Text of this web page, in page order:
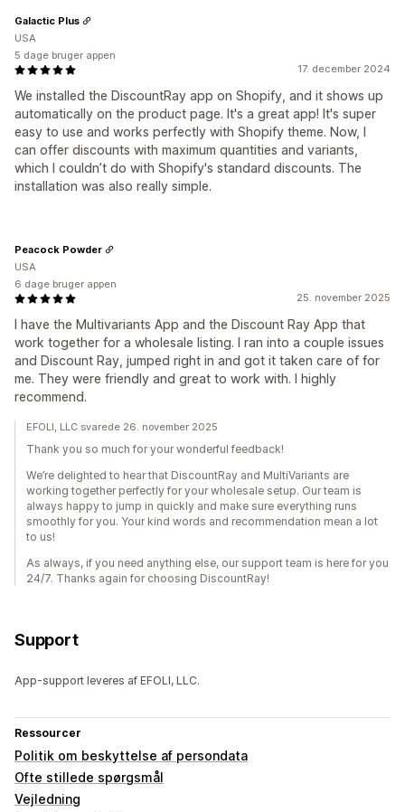
17. december 2024
We installed the DiscountRay app on Shopify, and it shows up
automatically on the product page. It's a great app! It's super
easy to use and works perfectly with Shopify theme. Now, I
can offer discounts with maximum quantities and variants,
which I couldn’t do with Shopify's standard discounts. The
installation was also really simple.
Galactic Plus
USA
5 dage bruger appen
25. november 2025
I have the Multivariants App and the Discount Ray App that
work together for a wholesale listing. I ran into a couple issues
and Discount Ray, jumped right in and got it taken care of for
me. They were friendly and great to work with. I highly
recommend.
Peacock Powder
USA
6 dage bruger appen
EFOLI, LLC svarede 26. november 2025
Thank you so much for your wonderful feedback!
We’re delighted to hear that DiscountRay and MultiVariants are
working together perfectly for your wholesale setup. Our team is
always happy to jump in quickly and make sure everything runs
smoothly for you. Your kind words and recommendation mean a lot
to us!
As always, if you need anything else, our support team is here for you
24/7. Thanks again for choosing DiscountRay!
Support
App-support leveres af EFOLI, LLC.
Ressourcer
Politik om beskyttelse af persondata
Ofte stillede spørgsmål
Vejledning